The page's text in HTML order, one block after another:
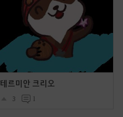
테르미안 크리오
3 1